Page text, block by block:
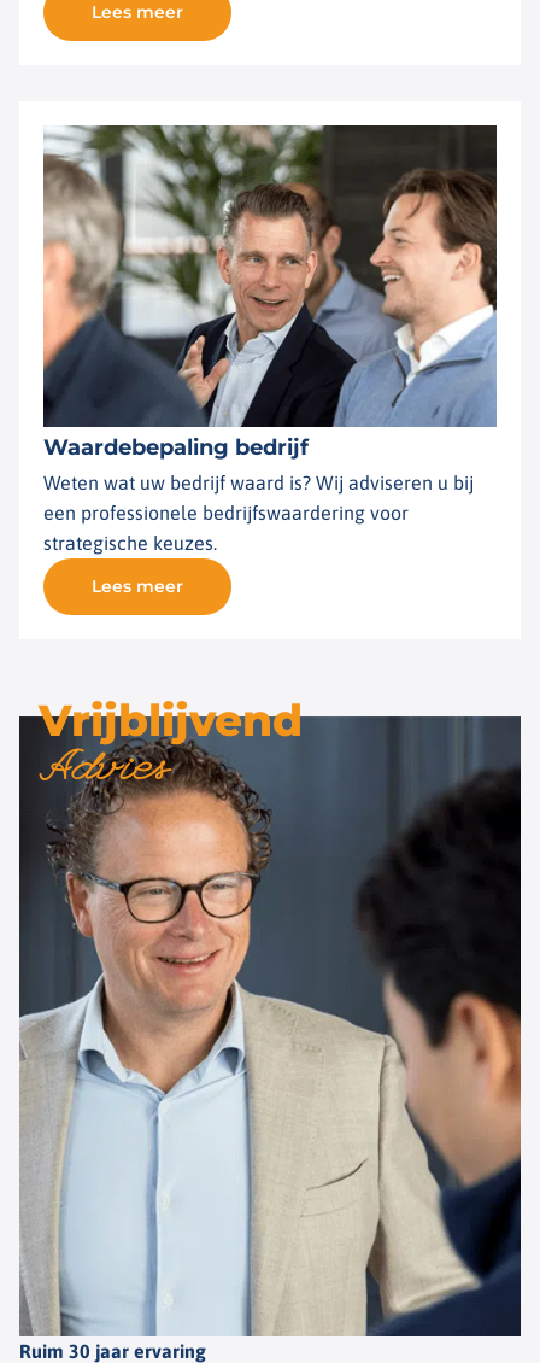
Lees meer
Waardebepaling bedrijf
Weten wat uw bedrijf waard is? Wij adviseren u bij
een professionele bedrijfswaardering voor
strategische keuzes.
Lees meer
Vrijblijvend
Advies
Ruim 30 jaar ervaring